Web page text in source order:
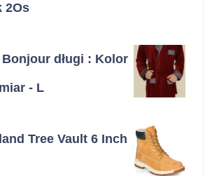
2Os
długi : Kolor
- L
Tree Vault 6 Inch